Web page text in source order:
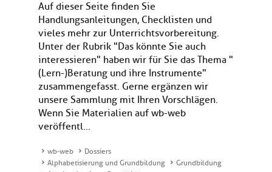
Auf dieser Seite finden Sie
Handlungsanleitungen, Checklisten und
vieles mehr zur Unterrichtsvorbereitung.
Unter der Rubrik "Das könnte Sie auch
interessieren" haben wir für Sie das Thema "
(Lern-)Beratung und ihre Instrumente"
zusammengefasst. Gerne ergänzen wir
unsere Sammlung mit Ihren Vorschlägen.
Wenn Sie Materialien auf wb-web
veröffentl...
wb-web
Dossiers
Alphabetisierung und Grundbildung
Grundbildung